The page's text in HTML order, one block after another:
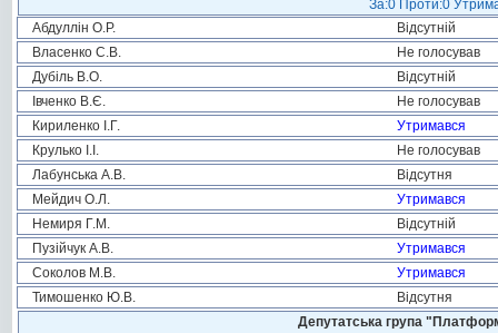
За:0 Проти:0
Абдуллін О.Р.
Відсутній
Власенко С.В.
Не голосував
Дубіль В.О.
Відсутній
Івченко В.Є.
Не голосував
Кириленко І.Г.
Утримався
Крулько І.І.
Не голосував
Лабунська А.В.
Відсутня
Мейдич О.Л.
Утримався
Немиря Г.М.
Відсутній
Пузійчук А.В.
Утримався
Соколов М.В.
Утримався
Тимошенко Ю.В.
Відсутня
Депутатська група